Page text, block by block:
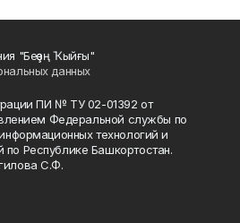
"Беҙҙең Ҡыйғы"
данных
ПИ № ТУ 02-01392 от
Федеральной службы по
технологий и
Республике Башкортостан.
С.Ф.